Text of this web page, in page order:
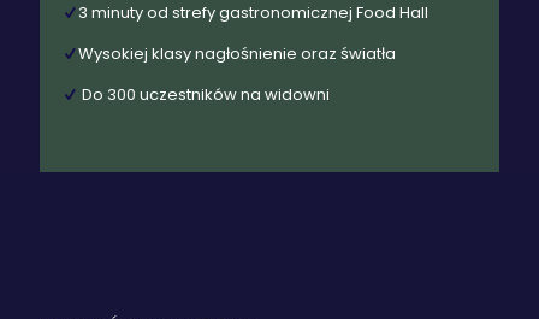
3 minuty od strefy gastronomicznej Food Hall
Wysokiej klasy nagłośnienie oraz światła
Do 300 uczestników na widowni